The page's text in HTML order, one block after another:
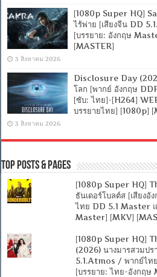
[1080p Super HQ]
ไร้พ่าย [เสียงจีน DD
[บรรยาย: อังกฤษ
[MASTER]
3 สิงหาคม 2026
Disclosure Day
โลก [พากย์ อังกฤษ
[ซับ: ไทย]-[H264]
บรรยายไทย] [1080p]
3 สิงหาคม 2026
Top Posts & Pages
[1080p Super HQ]
ธันเดอร์โบลต์ส [เสียง
ไทย DD 5.1 Master
Master] [MKV]
[1080p Super HQ]
(2026) นางมารสวมปร
5.1.Atmos / พากย์ไท
[บรรยาย: ไทย-อังกฤษ